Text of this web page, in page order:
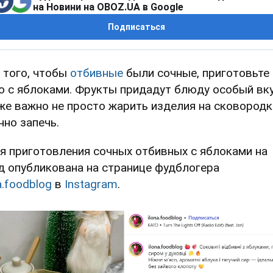
на Новини на OBOZ.UA в Google
Подписаться
чтобы отбивные были сочные, приготовьте
с яблоками. Фрукты придадут блюду особый
важно не просто жарить изделия на
запечь.
приготовления сочных отбивных с яблоками на
опубликована на странице фудблогера
в Instagram.